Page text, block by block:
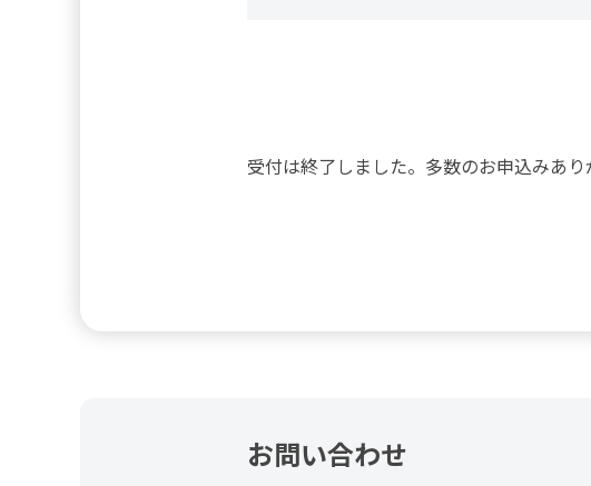
受付は終了しました。多数のお申込みあり
お問い合わせ